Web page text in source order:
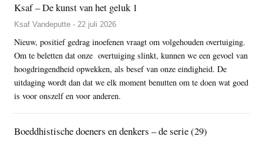
Ksaf – De kunst van het geluk 1
Ksaf Vandeputte - 22 juli 2026
Nieuw, positief gedrag inoefenen vraagt om volgehouden overtuiging.
Om te beletten dat onze overtuiging slinkt, kunnen we een gevoel van
hoogdringendheid opwekken, als besef van onze eindigheid. De
uitdaging wordt dan dat we elk moment benutten om te doen wat goed
is voor onszelf en voor anderen.
Boeddhistische doeners en denkers – de serie (29)